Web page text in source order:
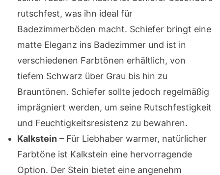
rutschfest, was ihn ideal für
Badezimmerböden macht. Schiefer bringt eine
matte Eleganz ins Badezimmer und ist in
verschiedenen Farbtönen erhältlich, von
tiefem Schwarz über Grau bis hin zu
Brauntönen. Schiefer sollte jedoch regelmäßig
imprägniert werden, um seine Rutschfestigkeit
und Feuchtigkeitsresistenz zu bewahren.
Kalkstein – Für Liebhaber warmer, natürlicher
Farbtöne ist Kalkstein eine hervorragende
Option. Der Stein bietet eine angenehm